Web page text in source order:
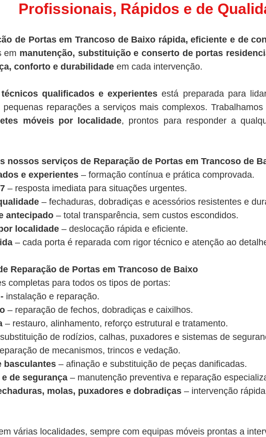
Profissionais, Rápidos e de
de Portas em Trancoso de Baixo rápida, eficiente e de
em manutenção, substituição e conserto de portas
conforto e durabilidade em cada intervenção.
técnicos qualificados e experientes está preparada para
pequenas reparações a serviços mais complexos. Trabalhamos
móveis por localidade, prontos para responder a
nossos serviços de Reparação de Portas em Trancoso de
e experientes – formação contínua e prática comprovada.
– resposta imediata para situações urgentes.
– fechaduras, dobradiças e acessórios resistentes e
antecipado – total transparência, sem custos escondidos.
localidade – deslocação rápida e eficiente.
– cada porta é reparada com rigor técnico e atenção ao
Reparação de Portas em Trancoso de Baixo
completas para todos os tipos de portas:
instalação e reparação.
– reparação de fechos, dobradiças e caixilhos.
– restauro, alinhamento, reforço estrutural e tratamento.
de rodízios, calhas, puxadores e sistemas de
de mecanismos, trincos e vedação.
basculantes – afinação e substituição de peças danificadas.
de segurança – manutenção preventiva e reparação
molas, puxadores e dobradiças – intervenção
várias localidades, sempre com equipas móveis prontas a